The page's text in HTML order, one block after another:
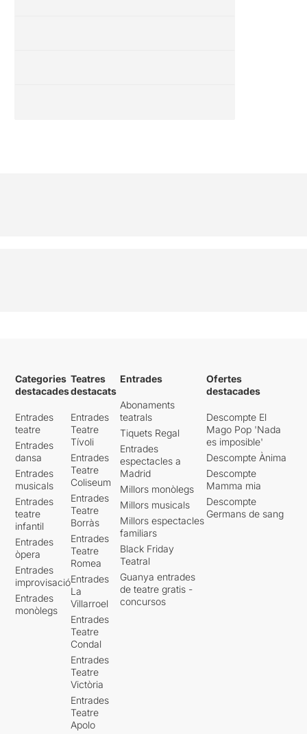
Categories
destacades
Entrades
teatre
Entrades
dansa
Entrades
musicals
Entrades
teatre
infantil
Entrades
òpera
Entrades
improvisació
Entrades
monòlegs
Teatres
destacats
Entrades
Teatre
Tívoli
Entrades
Teatre
Coliseum
Entrades
Teatre
Borràs
Entrades
Teatre
Romea
Entrades
La
Villarroel
Entrades
Teatre
Condal
Entrades
Teatre
Victòria
Entrades
Teatre
Apolo
Entrades
Abonaments
teatrals
Tiquets Regal
Entrades
espectacles a
Madrid
Millors monòlegs
Millors musicals
Millors espectacles
familiars
Black Friday
Teatral
Guanya entrades
de teatre gratis -
concursos
Ofertes
destacades
Descompte El
Mago Pop 'Nada
es imposible'
Descompte Ànima
Descompte
Mamma mia
Descompte
Germans de sang